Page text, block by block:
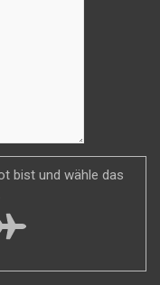
bist und wähle das